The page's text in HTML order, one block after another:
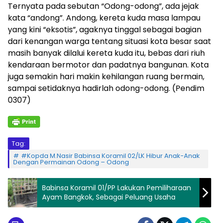
Ternyata pada sebutan “Odong-odong”, ada jejak
kata “andong”. Andong, kereta kuda masa lampau
yang kini “eksotis”, agaknya tinggal sebagai bagian
dari kenangan warga tentang situasi kota besar saat
masih banyak dilalui kereta kuda itu, bebas dari riuh
kendaraan bermotor dan padatnya bangunan. Kota
juga semakin hari makin kehilangan ruang bermain,
sampai setidaknya hadirlah odong-odong. (Pendim
0307)
Tag:
#Kopda M.Nasir Babinsa Koramil 02/LK Hibur Anak-Anak
Dengan Permainan Odong – Odong
Babinsa Koramil 01/PP Lakukan Pemiliharaan
Ayam Bangkok, Sebagai Peluang Usaha